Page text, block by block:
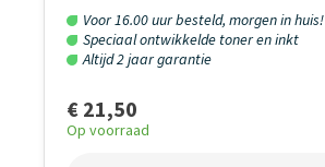
Voor 16.00 uur besteld, morgen in huis!
Speciaal ontwikkelde toner en inkt
Altijd 2 jaar garantie
€ 21,50
Op voorraad